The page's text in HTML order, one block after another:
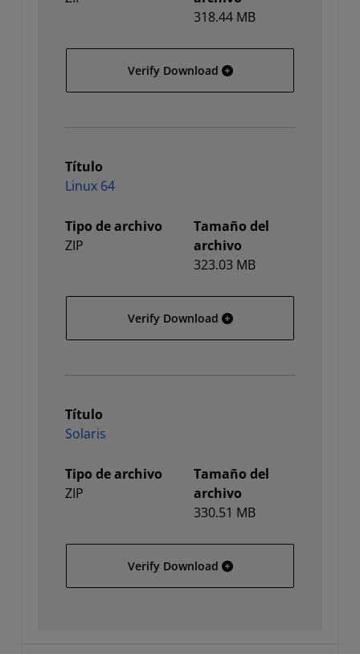
318.44 MB
Verify Download Linux
Título
Linux 64
Tipo de archivo
ZIP
Tamaño del
archivo
323.03 MB
Verify Download Linux 64
Título
Solaris
Tipo de archivo
ZIP
Tamaño del
archivo
330.51 MB
Verify Download Solaris